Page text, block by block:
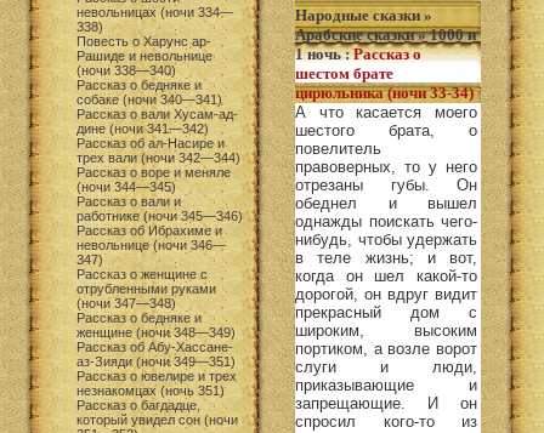
невольницах (ночи 334—
338)
Повесть о Харунс ар-
Рашиде и невольнице
(ночи 338—340)
Рассказ о бедняке и
собаке (ночи 340—341)
Рассказ о вали Хусам-ад-
дине (ночи 341—342)
Рассказ об ал-Насире и
трех вали (ночи 342—344)
Рассказ о воре и меняле
(ночи 344—345)
Рассказ о вали и
работнике (ночи 345—346)
Рассказ об Ибрахиме и
невольнице (ночи 346—
347)
Рассказ о женщине с
отрубленными руками
(ночи 347—348)
Рассказ о бедняке и
женщине (ночи 348—349)
Рассказ об Абу-Хассане-
аз-Зияди (ночи 349—351)
Рассказ о ювелире и трех
незнакомцах (ночь 351)
Рассказ о багдадце,
который увидел сон (ночи
Народные сказки »
Арабские сказки»1000 и
1 ночь:Рассказ о
шестом брате
цирюльника (ночи 33-34)
А что касается моего
шестого брата, о
повелитель
правоверных, то у него
отрезаны губы. Он
обеднел и вышел
однажды поискать чего-
нибудь, чтобы удержать
в теле жизнь; и вот,
когда он шел какой-то
дорогой, он вдруг видит
прекрасный дом с
широким, высоким
портиком, а возле ворот
слуги и люди,
приказывающие и
запрещающие. И он
спросил кого-то из